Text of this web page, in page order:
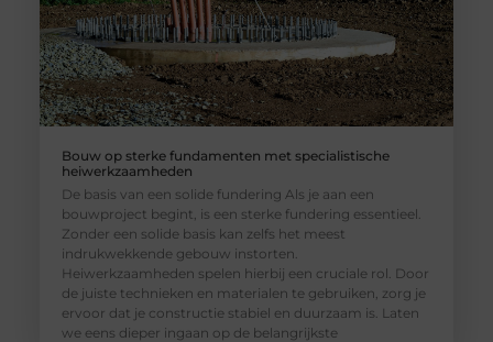
Bouw op sterke fundamenten met specialistische
heiwerkzaamheden
De basis van een solide fundering Als je aan een
bouwproject begint, is een sterke fundering essentieel.
Zonder een solide basis kan zelfs het meest
indrukwekkende gebouw instorten.
Heiwerkzaamheden spelen hierbij een cruciale rol. Door
de juiste technieken en materialen te gebruiken, zorg je
ervoor dat je constructie stabiel en duurzaam is. Laten
we eens dieper ingaan op de belangrijkste